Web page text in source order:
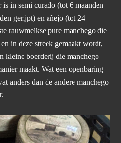
is in semi curado (tot 6 maanden
gerijpt) en añejo (tot 24
rauwmelkse pure manchego die
in deze streek gemaakt wordt,
kleine boerderij die manchego
maakt. Wat een openbaring
anders dan de andere manchego